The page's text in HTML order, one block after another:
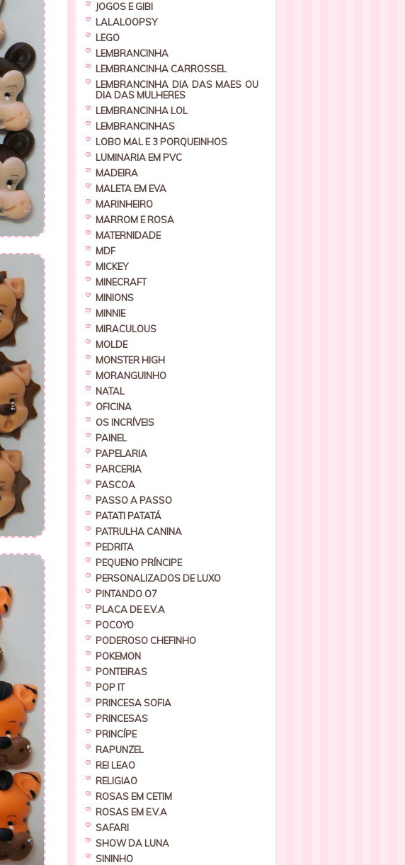
JOGOS E GIBI
LALALOOPSY
LEGO
LEMBRANCINHA
LEMBRANCINHA CARROSSEL
LEMBRANCINHA DIA DAS MAES OU
DIA DAS MULHERES
LEMBRANCINHA LOL
LEMBRANCINHAS
LOBO MAL E 3 PORQUEINHOS
LUMINARIA EM PVC
MADEIRA
MALETA EM EVA
MARINHEIRO
MARROM E ROSA
MATERNIDADE
MDF
MICKEY
MINECRAFT
MINIONS
MINNIE
MIRACULOUS
MOLDE
MONSTER HIGH
MORANGUINHO
NATAL
OFICINA
OS INCRÍVEIS
PAINEL
PAPELARIA
PARCERIA
PASCOA
PASSO A PASSO
PATATI PATATÁ
PATRULHA CANINA
PEDRITA
PEQUENO PRÍNCIPE
PERSONALIZADOS DE LUXO
PINTANDO O7
PLACA DE E.V.A
POCOYO
PODEROSO CHEFINHO
POKEMON
PONTEIRAS
POP IT
PRINCESA SOFIA
PRINCESAS
PRINCÍPE
RAPUNZEL
REI LEAO
RELIGIAO
ROSAS EM CETIM
ROSAS EM E.V.A
SAFARI
SHOW DA LUNA
SININHO